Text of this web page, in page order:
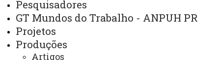
Webmail Sistemas
Telefones
Arquivo Virtual
Pesquisadores
GT Mundos do Trabalho - ANPUH PR
Projetos
Produções
Artigos